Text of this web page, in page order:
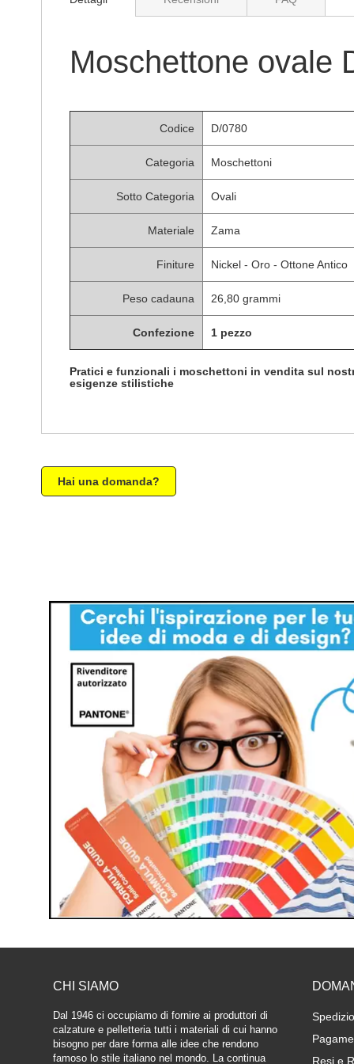
Moschettone ovale
Codice D/0780
Categoria Moschettoni
Sotto Categoria Ovali
Materiale Zama
Finiture Nickel - Oro - Ottone Antico
Peso cadauna 26,80 grammi
Confezione 1 pezzo
Pratici e funzionali i moschettoni in vendita sul
esigenze stilistiche
Hai una domanda?
CHI SIAMO
Dal 1946 ci occupiamo di fornire ai produttori di
calzature e pelletteria tutti i materiali di cui hanno
bisogno per dare forma alle idee che rendono
famoso lo stile italiano nel mondo. La continua
Resi e